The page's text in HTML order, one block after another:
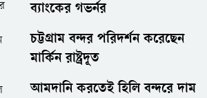
ব্যাংকের গভর্নর
চট্টগ্রাম বন্দর পরিদর্শন করেছেন
মার্কিন রাষ্ট্রদূত
আমদানি করতেই হিলি বন্দরে দাম